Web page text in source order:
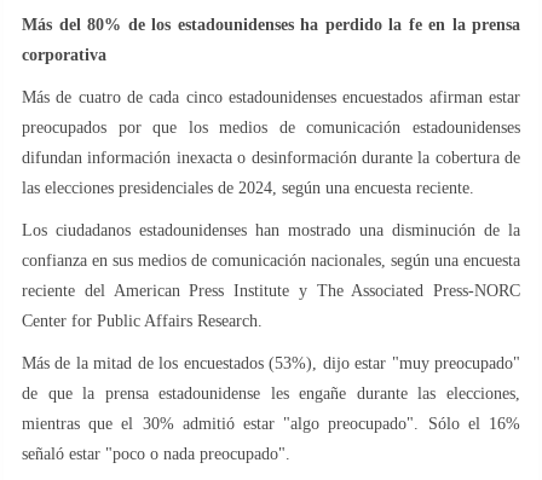
Más del 80% de los estadounidenses ha perdido la fe en la prensa
corporativa
Más de cuatro de cada cinco estadounidenses encuestados afirman estar
preocupados por que los medios de comunicación estadounidenses
difundan información inexacta o desinformación durante la cobertura de
las elecciones presidenciales de 2024, según una encuesta reciente.
Los ciudadanos estadounidenses han mostrado una disminución de la
confianza en sus medios de comunicación nacionales, según una encuesta
reciente del American Press Institute y The Associated Press-NORC
Center for Public Affairs Research.
Más de la mitad de los encuestados (53%), dijo estar "muy preocupado"
de que la prensa estadounidense les engañe durante las elecciones,
mientras que el 30% admitió estar "algo preocupado". Sólo el 16%
señaló estar "poco o nada preocupado".